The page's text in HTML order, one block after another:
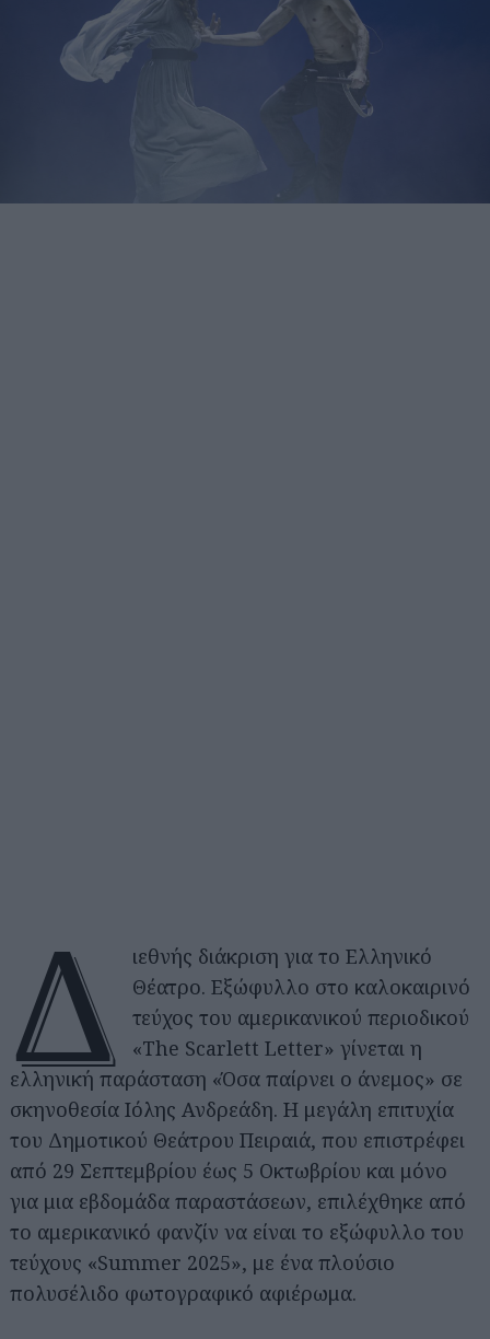
Δ
ιεθνής διάκριση για το Ελληνικό
Θέατρο. Εξώφυλλο στο καλοκαιρινό
τεύχος του αμερικανικού περιοδικού
«The Scarlett Letter» γίνεται η
ελληνική παράσταση «Όσα παίρνει ο άνεμος» σε
σκηνοθεσία Ιόλης Ανδρεάδη. Η μεγάλη επιτυχία
του Δημοτικού Θεάτρου Πειραιά, που επιστρέφει
από 29 Σεπτεμβρίου έως 5 Οκτωβρίου και μόνο
για μια εβδομάδα παραστάσεων, επιλέχθηκε από
το αμερικανικό φανζίν να είναι το εξώφυλλο του
τεύχους «Summer 2025», με ένα πλούσιο
πολυσέλιδο φωτογραφικό αφιέρωμα.